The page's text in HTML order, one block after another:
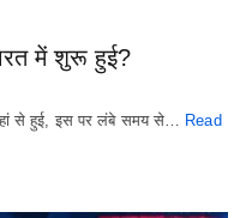
में शुरू हुई?
से हुई, इस पर लंबे समय से… Read